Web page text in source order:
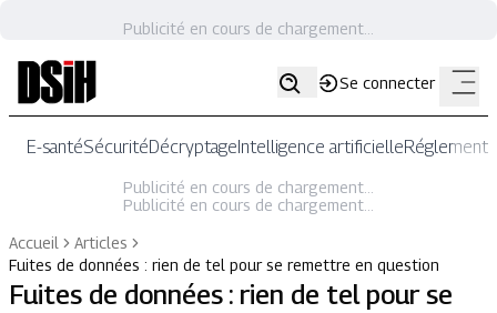
Publicité en cours de chargement...
Se connecter
E-santéSécuritéDécryptageIntelligence artificielle
Publicité en cours de chargement...
Publicité en cours de chargement...
Accueil
Articles
Fuites de données : rien de tel pour se remettre en question
Fuites de données : rien de tel pour se